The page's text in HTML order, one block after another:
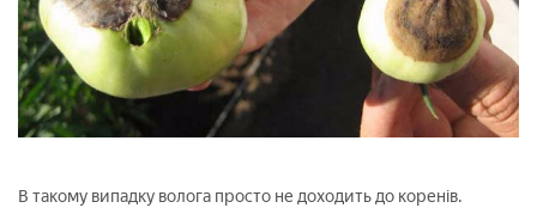
В такому випадку волога просто не доходить до коренів.